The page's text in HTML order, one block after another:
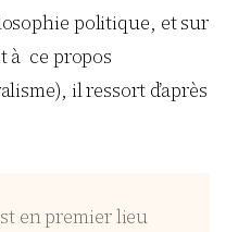
politique, et sur
à ce propos
il ressort d’après
en premier lieu